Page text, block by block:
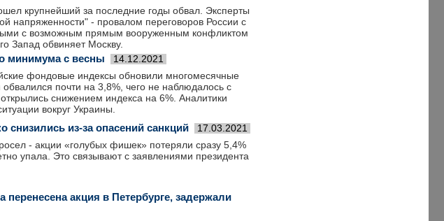
крупнейший за последние годы обвал. Эксперты
напряженности" - провалом переговоров России с
с возможным прямым вооруженным конфликтом
Запад обвиняет Москву.
минимума с весны 14.12.2021
фондовые индексы обновили многомесячные
почти на 3,8%, чего не наблюдалось с
снижением индекса на 6%. Аналитики
вокруг Украины.
снизились из-за опасений санкций 17.03.2021
- акции «голубых фишек» потеряли сразу 5,4%
упала. Это связывают с заявлениями президента
акция в Петербурге, задержали